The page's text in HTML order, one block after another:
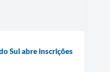
Sul abre inscrições